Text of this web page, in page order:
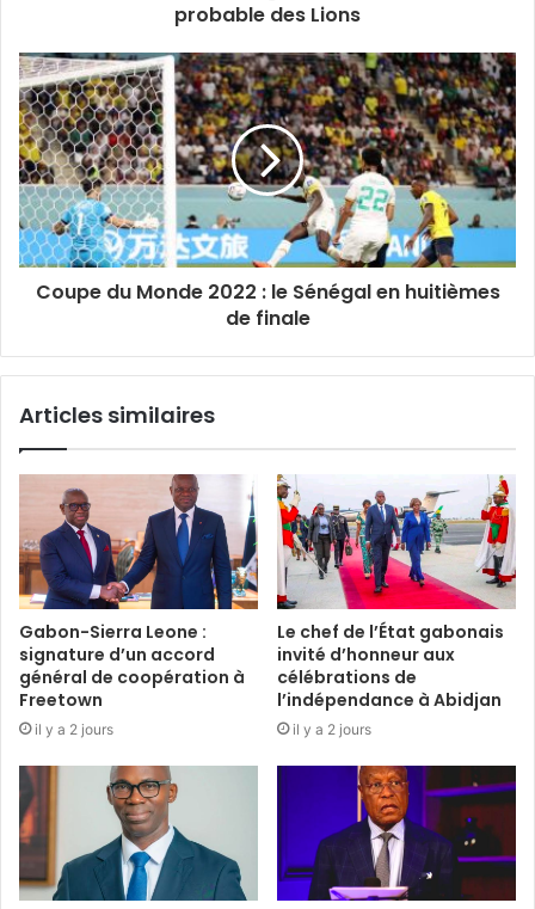
probable des Lions
Coupe du Monde 2022 : le Sénégal en huitièmes
de finale
Articles similaires
Gabon-Sierra Leone :
signature d’un accord
général de coopération à
Freetown
il y a 2 jours
Le chef de l’État gabonais
invité d’honneur aux
célébrations de
l’indépendance à Abidjan
il y a 2 jours